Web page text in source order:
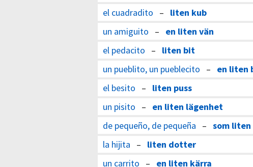
el cuadradito – liten kub
un amiguito – en liten vän
el pedacito – liten bit
un pueblito, un pueblecito – en liten
el besito – liten puss
un pisito – en liten lägenhet
de pequeño, de pequeña – som liten
la hijita – liten dotter
un carrito – en liten kärra